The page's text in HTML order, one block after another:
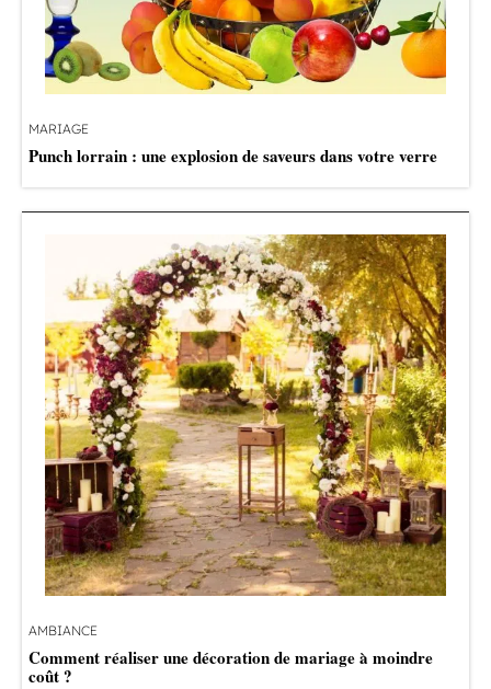
MARIAGE
Punch lorrain : une explosion de saveurs dans votre verre
AMBIANCE
Comment réaliser une décoration de mariage à moindre
coût ?